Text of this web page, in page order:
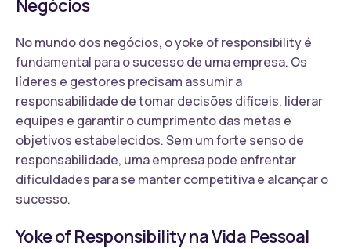
Negócios
No mundo dos negócios, o yoke of responsibility é
fundamental para o sucesso de uma empresa. Os
líderes e gestores precisam assumir a
responsabilidade de tomar decisões difíceis, liderar
equipes e garantir o cumprimento das metas e
objetivos estabelecidos. Sem um forte senso de
responsabilidade, uma empresa pode enfrentar
dificuldades para se manter competitiva e alcançar o
sucesso.
Yoke of Responsibility na Vida Pessoal